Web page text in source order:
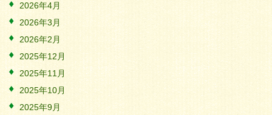
2026年4月
2026年3月
2026年2月
2025年12月
2025年11月
2025年10月
2025年9月